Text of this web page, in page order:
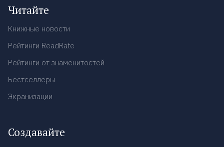
Читайте
Книжные новости
Рейтинги ReadRate
Рейтинги от знаменитостей
Бестселлеры
Экранизации
Создавайте